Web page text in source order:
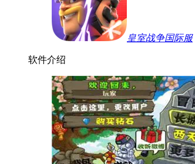
皇室战争国际服
软件介绍